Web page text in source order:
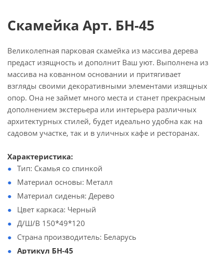
Скамейка Арт. БН-45
Великолепная парковая скамейка из массива дерева
предаст изящность и дополнит Ваш уют. Выполнена из
массива на кованном основании и притягивает
взгляды своими декоративными элементами изящных
опор. Она не займет много места и станет прекрасным
дополнением экстерьера или интерьера различных
архитектурных стилей, будет идеально удобна как на
садовом участке, так и в уличных кафе и ресторанах.
Характеристика:
Тип: Скамья со спинкой
Материал основы: Металл
Материал сиденья: Дерево
Цвет каркаса: Черный
Д/Ш/В 150*49*120
Страна производитель: Беларусь
Артикул БН-45